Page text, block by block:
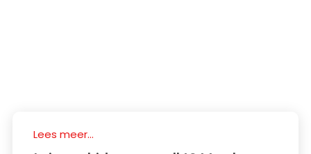
Lees meer...